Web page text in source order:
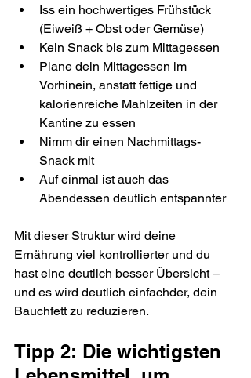
Iss ein hochwertiges Frühstück
(Eiweiß + Obst oder Gemüse)
Kein Snack bis zum Mittagessen
Plane dein Mittagessen im
Vorhinein, anstatt fettige und
kalorienreiche Mahlzeiten in der
Kantine zu essen
Nimm dir einen Nachmittags-
Snack mit
Auf einmal ist auch das
Abendessen deutlich entspannter
Mit dieser Struktur wird deine
Ernährung viel kontrollierter und du
hast eine deutlich besser Übersicht –
und es wird deutlich einfachder, dein
Bauchfett zu reduzieren.
Tipp 2: Die wichtigsten